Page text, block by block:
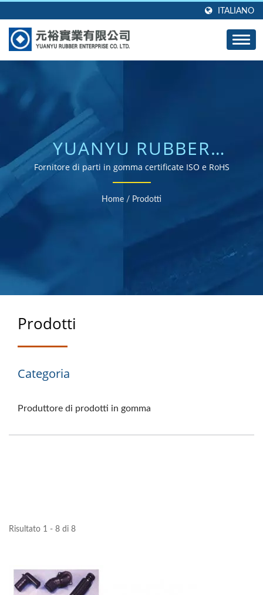
ITALIANO
YUANYU RUBBER
ENTERPRISE CO., LTD.
Fornitore di parti in gomma certificate ISO e RoHS
Home / Prodotti
Prodotti
Categoria
Produttore di prodotti in gomma
Risultato 1 - 8 di 8